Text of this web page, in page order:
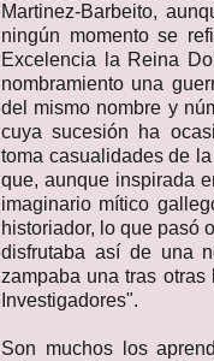
Martinez-Barbeito,
ningún momento se
Excelencia la Reina
nombramiento una
del mismo nombre y
cuya sucesión ha
toma casualidades de
que, aunque inspirada
imaginario mítico
historiador, lo que pasó
disfrutaba así de una
zampaba una tras
Investigadores".
Son muchos los